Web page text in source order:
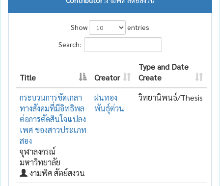
Show
entries
Search:
Title Creator
Type and Date
Create
กระบวนการขัดเกลา
ทางสังคมที่มีอิทธิพล
ต่อการตัดสินใจแปลง
เพศ ของสาวประเภท
สอง
จุฬาลงกรณ์
มหาวิทยาลัย
งามพิศ สัตย์สงวน
ฝนทอง
พันธุ์ต่วน
วิทยานิพนธ์/Thesis